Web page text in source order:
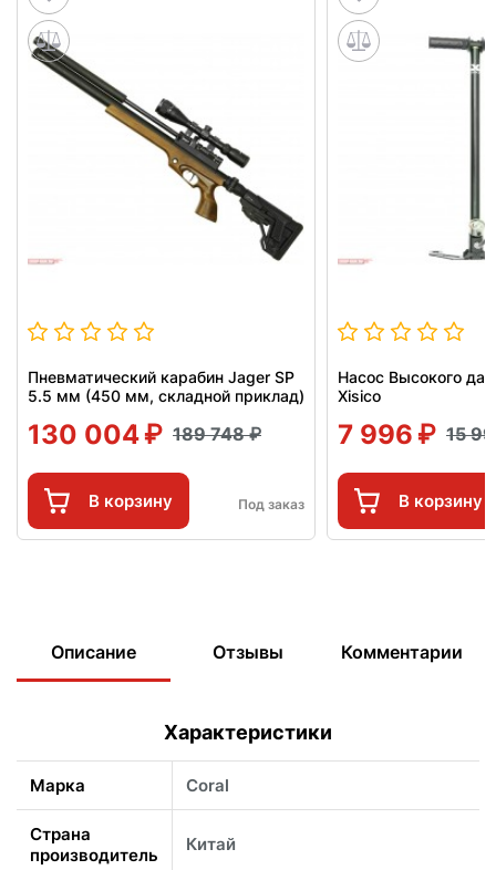
Пневматический карабин Jager SP
5.5 мм (450 мм, складной приклад)
130 004 189 748
В корзину Под заказ
Насос Высокого
Xisico
7 996 15
В корзину
Описание Отзывы Комментарии
Характеристики
Марка Coral
Страна
производитель
Китай